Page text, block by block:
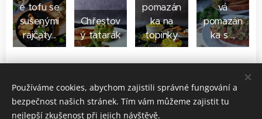
é tofu se
sušenými
rajčaty...
Chřestov
ý tatarák
pomazán
ka na
topinky
vá
pomazán
ka s ...
Používáme cookies, abychom zajistili správné fungování a
bezpečnost našich stránek. Tím vám můžeme zajistit tu
nejlepší zkušenost při jejich návštěvě.